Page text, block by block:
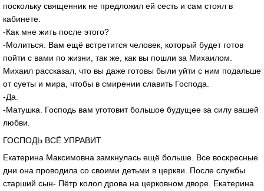
поскольку священник не предложил ей сесть и сам стоял в
кабинете.
-Как мне жить после этого?
-Молиться. Вам ещё встретится человек, который будет готов
пойти с вами по жизни, так же, как вы пошли за Михаилом.
Михаил рассказал, что вы даже готовы были уйти с ним подальше
от суеты и мира, чтобы в смирении славить Господа.
-Да.
-Матушка. Господь вам уготовит большое будущее за силу вашей
любви.
ГОСПОДЬ ВСЁ УПРАВИТ
Екатерина Максимовна замкнулась ещё больше. Все воскресные
дни она проводила со своими детьми в церкви. После службы
старший сын- Пётр колол дрова на церковном дворе. Екатерина